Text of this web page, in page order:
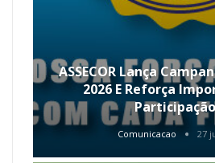
ASSECOR Lança
2026 E Reforça
Comunicacao 27